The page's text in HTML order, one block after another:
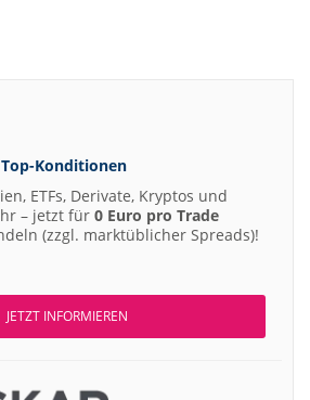
Top-Konditionen
ETFs, Derivate, Kryptos und
– jetzt für 0 Euro pro Trade
(zzgl. marktüblicher Spreads)!
JETZT INFORMIEREN